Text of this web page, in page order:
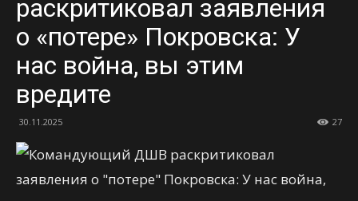
раскритиковал заявления
о «потере» Покровска: У
нас война, вы этим
вредите
30.11.2025 27